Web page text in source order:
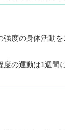
強度の身体活動を
度の運動は1週間